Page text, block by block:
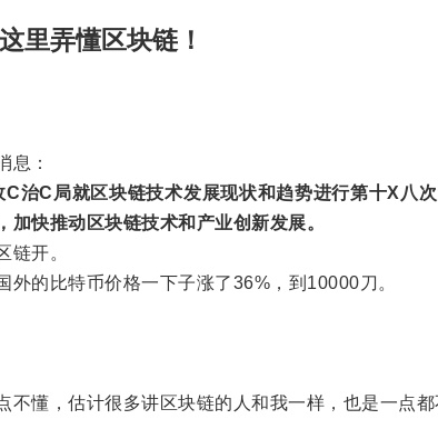
里弄懂区块链！
息：
治C局就区块链技术发展现状和趋势进行第十X八
加快推动区块链技术和产业创新发展。
链开。
外的比特币价格一下子涨了36%，到10000刀。
懂，估计很多讲区块链的人和我一样，也是一点都